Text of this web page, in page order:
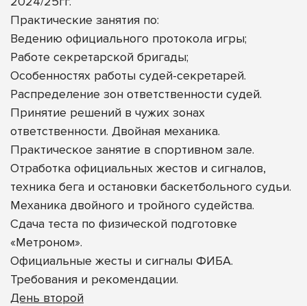
Практические занятия по:
Ведению официального протокола игры;
Работе секретарской бригады;
Особенностях работы судей-секретарей.
Распределение зон ответственности судей.
Принятие решений в чужих зонах
ответственности. Двойная механика.
Практическое занятие в спортивном зале.
Отработка официальных жестов и сигналов,
техника бега и остановки баскетбольного судьи.
Механика двойного и тройного судейства.
Сдача теста по физической подготовке
«Метроном».
Официальные жесты и сигналы ФИБА.
Требования и рекомендации.
День второй